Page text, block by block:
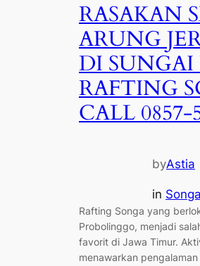
RASAKAN
ARUNG
DI SUNGAI
RAFTING
CALL 0857-
byAstia
in
Rafting Songa yang
Probolinggo, menjadi
favorit di Jawa Timur.
menawarkan